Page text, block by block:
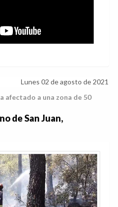
Lunes 02 de agosto de 2021
afectado a una zona de 50
de San Juan,